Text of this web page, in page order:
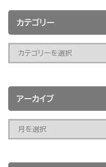
カテゴリー
アーカイブ